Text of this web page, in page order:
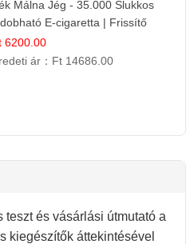
Málna Jég - 35.000 Slukkos
E-cigaretta | Frissítő
6200.00
ár： Ft 14686.00
teszt és vásárlási útmutató a
kiegészítők áttekintésével